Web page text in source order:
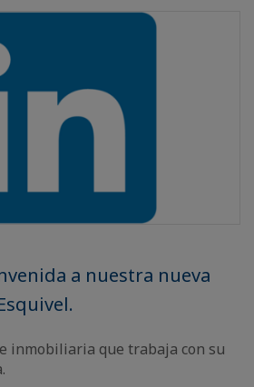
a nuestra nueva
inmobiliaria que trabaja con su